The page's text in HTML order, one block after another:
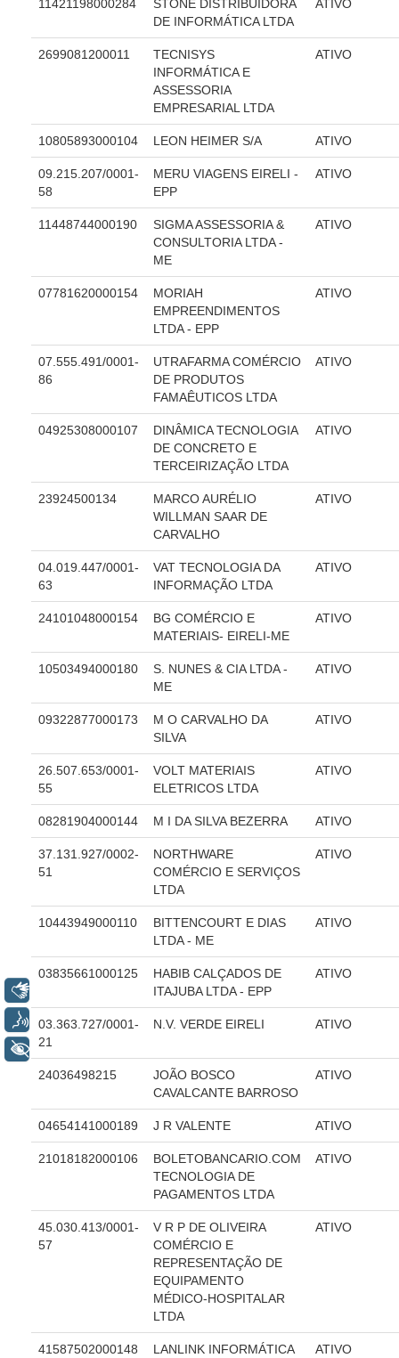
Juízes Substitutos
Comitê Gestor Regional do PJe
Comitê Gestor Regional do e-Gestão e de Tabelas
Comitê do Datajud
Comissão Regional de Pesquisa Judiciária e Ciência de
Dados
Comissão de Ética
Comitê de Priorização do Primeiro Grau
Comissão de Uniformização de Jurisprudência
Comitê de Gestão de Pessoas
Comissão de Vitaliciamento
Comitê de Atenção Integral à Saúde de Magistrados e
Comitê de Segurança Permanente
Comitê de Combate ao Trabalho Infantil e de Estímulo à
Aprendizagem
Comitê de Incentivo à Participação Institucional Feminina
no âmbito do TRT-11
Comitê de Prevenção e Enfrentamento do Assédio
Moral, do Assédio Sexual e da Discriminação
Comissão Permanente de Gestão Socioambiental
Grupo Operacional do Centro de Inteligência
Comitê de Equidade de Raça, Gênero e Diversidade
Comitê PopRuaJud
Comissão de Justiça Itinerante
Comissão Permanente de Avaliação Documental
Governança
Governança de TI
Governança das Contratações Obras
Rede de Governança Colaborativa
Gestão de Riscos
Laboratório de Inovação
Sites Institucionais
Biblioteca
Centro de Memória
Educação a distância
Responsabilidade Socioambiental
Comissão Permanente de Acessibilidade e Inclusão
Programa Trabalho Seguro
Coordenadoria de Saúde
11421198000284
STONE DISTRIBUIDORA
DE INFORMÁTICA LTDA
ATIVO
2699081200011
TECNISYS
INFORMÁTICA E
ASSESSORIA
EMPRESARIAL LTDA
ATIVO
10805893000104 LEON HEIMER S/A ATIVO
09.215.207/0001-
58
MERU VIAGENS EIRELI -
EPP
ATIVO
11448744000190
SIGMA ASSESSORIA &
CONSULTORIA LTDA -
ME
ATIVO
07781620000154
MORIAH
EMPREENDIMENTOS
LTDA - EPP
ATIVO
07.555.491/0001-
86
UTRAFARMA COMÉRCIO
DE PRODUTOS
FAMAÊUTICOS LTDA
ATIVO
04925308000107
DINÂMICA TECNOLOGIA
DE CONCRETO E
TERCEIRIZAÇÃO LTDA
ATIVO
23924500134
MARCO AURÉLIO
WILLMAN SAAR DE
CARVALHO
ATIVO
04.019.447/0001-
63
VAT TECNOLOGIA DA
INFORMAÇÃO LTDA
ATIVO
24101048000154
BG COMÉRCIO E
MATERIAIS- EIRELI-ME
ATIVO
10503494000180
S. NUNES & CIA LTDA -
ME
ATIVO
09322877000173
M O CARVALHO DA
SILVA
ATIVO
26.507.653/0001-
55
VOLT MATERIAIS
ELETRICOS LTDA
ATIVO
08281904000144 M I DA SILVA BEZERRA ATIVO
37.131.927/0002-
51
NORTHWARE
COMÉRCIO E SERVIÇOS
LTDA
ATIVO
10443949000110
BITTENCOURT E DIAS
LTDA - ME
ATIVO
03835661000125
HABIB CALÇADOS DE
ITAJUBA LTDA - EPP
ATIVO
03.363.727/0001-
21
N.V. VERDE EIRELI ATIVO
24036498215
JOÃO BOSCO
CAVALCANTE BARROSO
ATIVO
04654141000189 J R VALENTE ATIVO
21018182000106
BOLETOBANCARIO.COM
TECNOLOGIA DE
PAGAMENTOS LTDA
ATIVO
45.030.413/0001-
57
V R P DE OLIVEIRA
COMÉRCIO E
REPRESENTAÇÃO DE
EQUIPAMENTO
MÉDICO-HOSPITALAR
LTDA
ATIVO
41587502000148
LANLINK INFORMÁTICA
ATIVO
Voz
+ Acessibilidade